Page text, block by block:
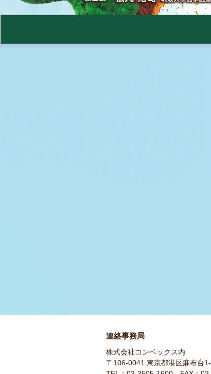
連絡事務局
株式会社コンベックス内
〒106-0041 東京都港区麻布台